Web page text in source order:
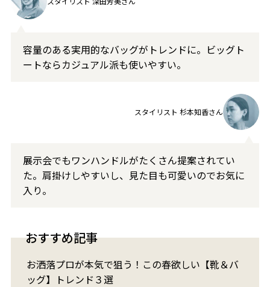
容量のある実用的なバッグがトレンドに。ビッグト
ートならカジュアル派も使いやすい。
スタイリスト 杉本知香さん
展示会でもワンハンドルがたくさん提案されてい
た。肩掛けしやすいし、見た目も可愛いのでお気に
入り。
おすすめ記事
お洒落プロが本気で狙う！この春欲しい【靴＆バ
ッグ】トレンド３選